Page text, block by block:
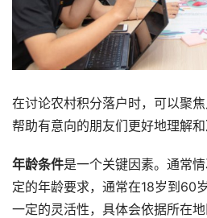
在讨论农村积分落户时，可以聚
帮助有意向的朋友们更好地理解和
年龄条件是一个关键因素。通常
定的年龄要求，通常在18岁到60
一定的灵活性，具体会依据所在地